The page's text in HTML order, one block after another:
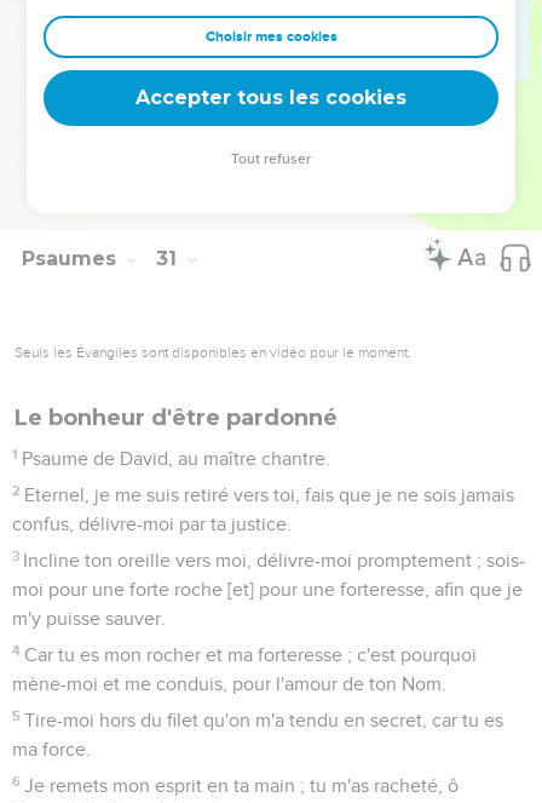
vérité ?
Eternel, écoute, et aie pitié de moi ; Eternel, sois-moi en
aide.
Tu as changé mon deuil en allégresse ; tu as détaché mon
Psaumes 31
Seuls les Évangiles sont disponibles en vidéo pour le moment.
Le bonheur d'être pardonné
1 Psaume de David, au maître chantre.
2 Eternel, je me suis retiré vers toi, fais que je ne sois jamais
confus, délivre-moi par ta justice.
3 Incline ton oreille vers moi, délivre-moi promptement ; sois-
moi pour une forte roche [et] pour une forteresse, afin que je
m'y puisse sauver.
4 Car tu es mon rocher et ma forteresse ; c'est pourquoi
mène-moi et me conduis, pour l'amour de ton Nom.
5 Tire-moi hors du filet qu'on m'a tendu en secret, car tu es
ma force.
6 Je remets mon esprit en ta main ; tu m'as racheté, ô
Choisir mes cookies
Accepter tous les cookies
Tout refuser